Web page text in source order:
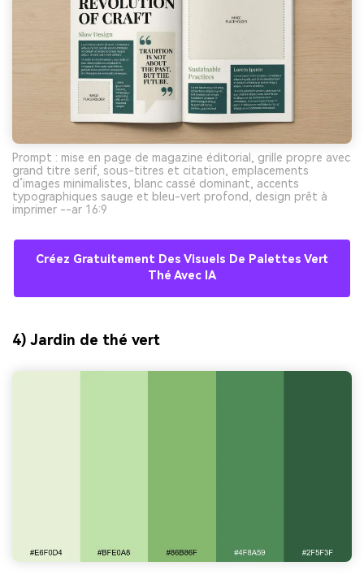
Prompt : mise en page de magazine éditorial, grille propre avec
grand titre serif, sous-titres et citation, emplacements
d’images minimalistes, blanc cassé dominant, accents
typographiques sauge et bleu-vert profond, design prêt à
imprimer --ar 16:9
Créez Gratuitement Des Visuels De Palettes Vert
Thé Avec IA
4) Jardin de thé vert